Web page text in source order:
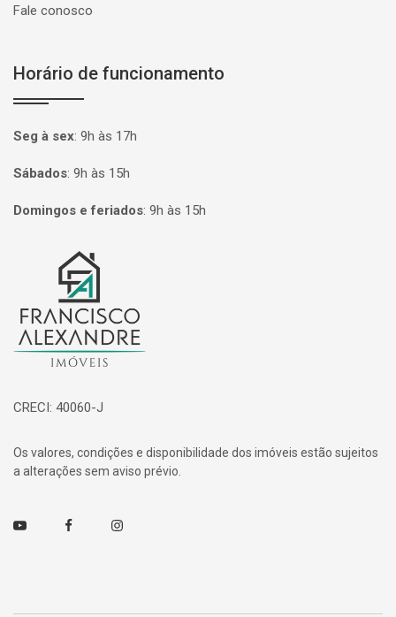
Fale conosco
Horário de funcionamento
Seg à sex: 9h às 17h
Sábados: 9h às 15h
Domingos e feriados: 9h às 15h
Página inicial
CRECI: 40060-J
Os valores, condições e disponibilidade dos imóveis estão sujeitos
a alterações sem aviso prévio.
Youtube FacebookInstagram